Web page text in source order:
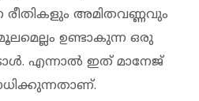
അമിതവണ്ണവും
ഉണ്ടാകുന്ന ഒരു
എന്നാൽ ഇത് മാനേജ്